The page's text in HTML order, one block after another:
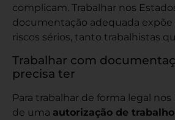
complicam. Trabalhar nos
documentação adequada expõe
riscos sérios, tanto trabalhistas
Trabalhar com
precisa ter
Para trabalhar de forma legal nos
de uma autorização de trabalho